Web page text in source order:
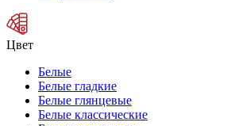
Цвет
Белые
Белые гладкие
Белые глянцевые
Белые классические